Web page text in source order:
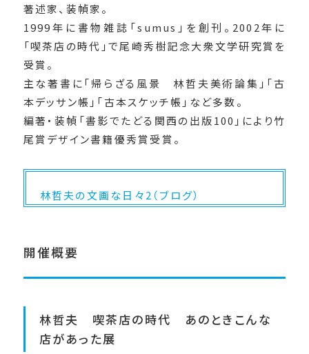
著述家、装幀家。
1999年に書物雑誌「sumus」を創刊。2002年に
「喫茶店の時代」で尾崎秀樹記念大衆文学研究賞を
受賞。
主な著書に「帰らざる風景 林哲夫美術論集」「古
本デッサン帳」「古本スケッチ帳」など多数。
編著・装幀「書影でたどる関西の出版100」により竹
尾賞デザイン書籍優秀賞受賞。
林哲夫の文画な日々2（ブログ）
開催概要
林哲夫 喫茶店の時代 あのときこんな
店があった展